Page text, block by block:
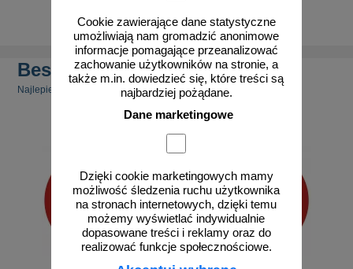
Cookie zawierające dane statystyczne
umożliwiają nam gromadzić anonimowe
informacje pomagające przeanalizować
zachowanie użytkowników na stronie, a
także m.in. dowiedzieć się, które treści są
najbardziej pożądane.
Dane marketingowe
Dzięki cookie marketingowych mamy
możliwość śledzenia ruchu użytkownika
na stronach internetowych, dzięki temu
możemy wyświetlać indywidualnie
dopasowane treści i reklamy oraz do
realizować funkcje społecznościowe.
do koszyka do koszyka
Bestsellery
Najlepiej sprzedające się produkty